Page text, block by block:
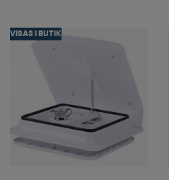
VISAS I BUTIK